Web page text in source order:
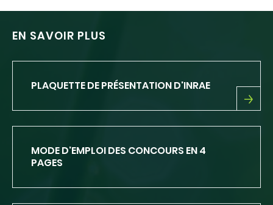
EN SAVOIR PLUS
PLAQUETTE DE PRÉSENTATION D'INRAE
PLAQUETTE
MODE D'EMPLOI DES CONCOURS EN 4
PAGES